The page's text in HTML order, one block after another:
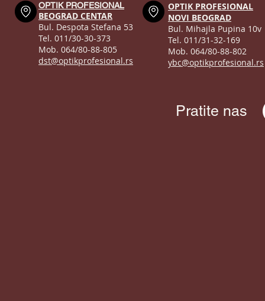
OPTIK PROFESIONAL
BEOGRAD CENTAR
Bul. Despota Stefana 53
Tel. 011/30-30-373
Mob. 064/80-88-805
dst@optikprofesional.rs
OPTIK PROFESIONAL
NOVI BEOGRAD
Bul. Mihajla Pupina 10v
Tel. 011/31-32-169
Mob. 064/80-88-802
ybc@optikprofesional.rs
Pratite nas